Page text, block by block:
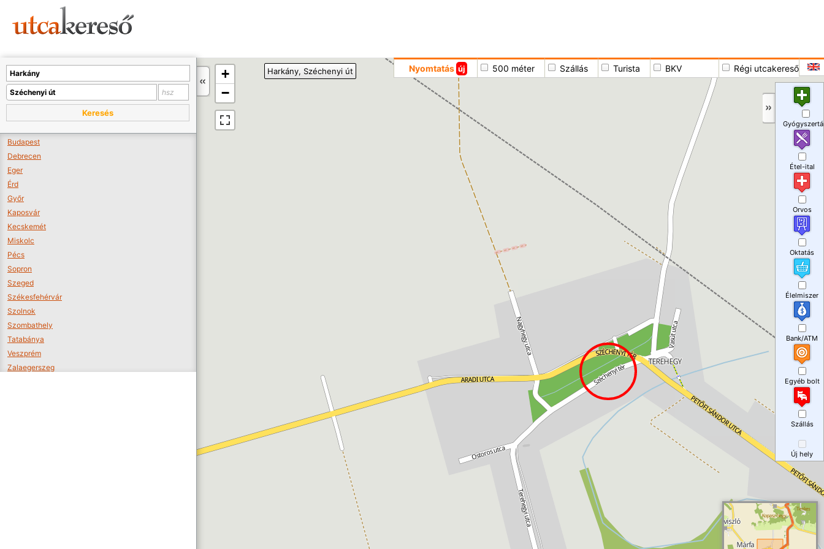
+
−
Nyomtatás új 500 méter Szállás Turista BKV Régi utcakereső
Harkány, Széchenyi út
Keresés
Budapest
Debrecen
Eger
Érd
Győr
Kaposvár
Kecskemét
Miskolc
Pécs
Sopron
Szeged
Székesfehérvár
Szolnok
Szombathely
Tatabánya
Veszprém
Zalaegerszeg
Étel-ital
Orvos
Oktatás
Élelmiszer
Bank/ATM
Egyéb bolt
Szállás
Új hely
A térképet kicsinyíteni kell, hogy látszódjanak a boltok.
Boltok látszódjanak >>